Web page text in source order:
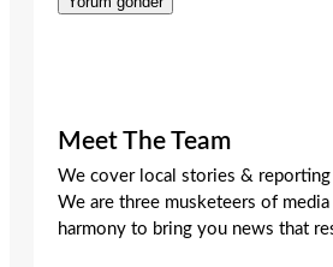
Meet The Team
We cover local stories &
We are three musketeers of
harmony to bring you news that